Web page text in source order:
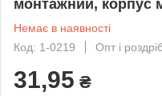
монтажний, корпус
Немає в наявності
Код: 1-0219
Опт і
31,95 ₴